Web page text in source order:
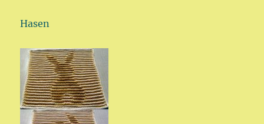
Hasen